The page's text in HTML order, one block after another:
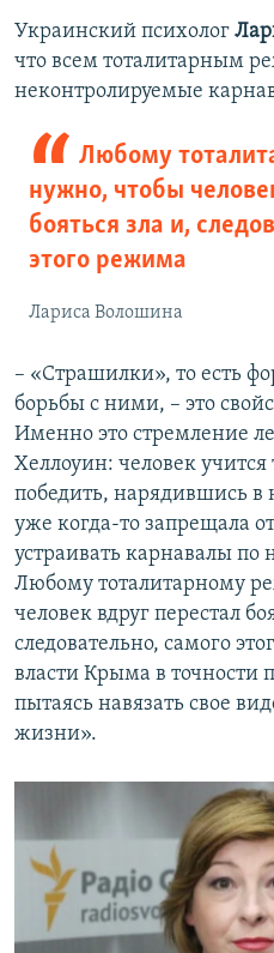
Украинский психолог
что всем тоталитарным
неконтролируемые
Любому
нужно, чтобы
бояться зла и,
этого режима
Лариса Волошина
– «Страшилки», то есть
борьбы с ними, – это
Именно это стремление
Хеллоуин: человек
победить, нарядившись в
уже когда-то запрещала
устраивать карнавалы
Любому тоталитарному
человек вдруг перестал
следовательно, самого
власти Крыма в точности
пытаясь навязать свое
жизни».